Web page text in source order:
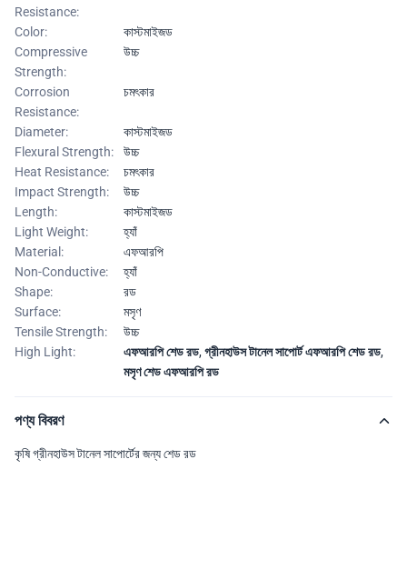
Resistance:
Color:
কাস্টমাইজড
Compressive
Strength:
উচ্চ
Corrosion
Resistance:
চমৎকার
Diameter:
কাস্টমাইজড
Flexural Strength:
উচ্চ
Heat Resistance:
চমৎকার
Impact Strength:
উচ্চ
Length:
কাস্টমাইজড
Light Weight:
হ্যাঁ
Material:
এফআরপি
Non-Conductive:
হ্যাঁ
Shape:
রড
Surface:
মসৃণ
Tensile Strength:
উচ্চ
High Light:
এফআরপি শেড রড,গ্রীনহাউস টানেল সাপোর্ট এফআরপি শেড রড,
মসৃণ শেড এফআরপি রড
পণ্য বিবরণ
কৃষি গ্রীনহাউস টানেল সাপোর্টের জন্য শেড রড